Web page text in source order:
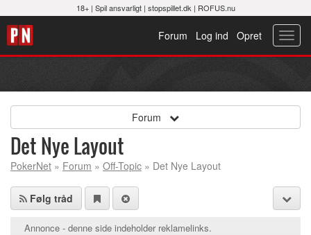
18+ | Spil ansvarligt| stopspillet.dk | ROFUS.nu
Opret
Log ind
Forum
Forum
Det Nye Layout
PokerNet » Forum » Off-Topic » Det Nye Layout
Følg tråd
Annonce - denne side indeholder reklamelinks.